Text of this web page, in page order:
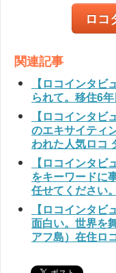
ロコ
関連記事
【ロコインタ
られて。移住6
【ロコインタ
のエキサイティ
われた人気ロコ
【ロコインタビ
をキーワードに
任せてください
【ロコインタ
面白い。世界を
アフ島）在住ロ